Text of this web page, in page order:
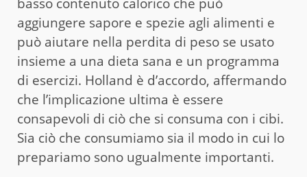
basso contenuto calorico che può
aggiungere sapore e spezie agli alimenti e
può aiutare nella perdita di peso se usato
insieme a una dieta sana e un programma
di esercizi. Holland è d’accordo, affermando
che l’implicazione ultima è essere
consapevoli di ciò che si consuma con i cibi.
Sia ciò che consumiamo sia il modo in cui lo
prepariamo sono ugualmente importanti.